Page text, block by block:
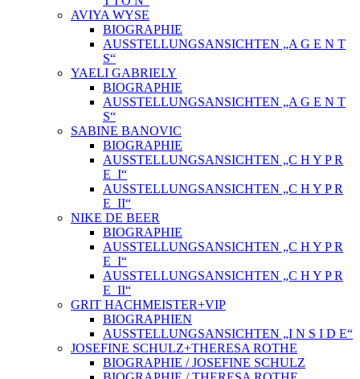
AVIYA WYSE
BIOGRAPHIE
AUSSTELLUNGSANSICHTEN „A G E N T
S“
YAELI GABRIELY
BIOGRAPHIE
AUSSTELLUNGSANSICHTEN „A G E N T
S“
SABINE BANOVIC
BIOGRAPHIE
AUSSTELLUNGSANSICHTEN „C H Y P R
E_I“
AUSSTELLUNGSANSICHTEN „C H Y P R
E_II“
NIKE DE BEER
BIOGRAPHIE
AUSSTELLUNGSANSICHTEN „C H Y P R
E_I“
AUSSTELLUNGSANSICHTEN „C H Y P R
E_II“
GRIT HACHMEISTER+VIP
BIOGRAPHIEN
AUSSTELLUNGSANSICHTEN „I N S I D E“
JOSEFINE SCHULZ+THERESA ROTHE
BIOGRAPHIE / JOSEFINE SCHULZ